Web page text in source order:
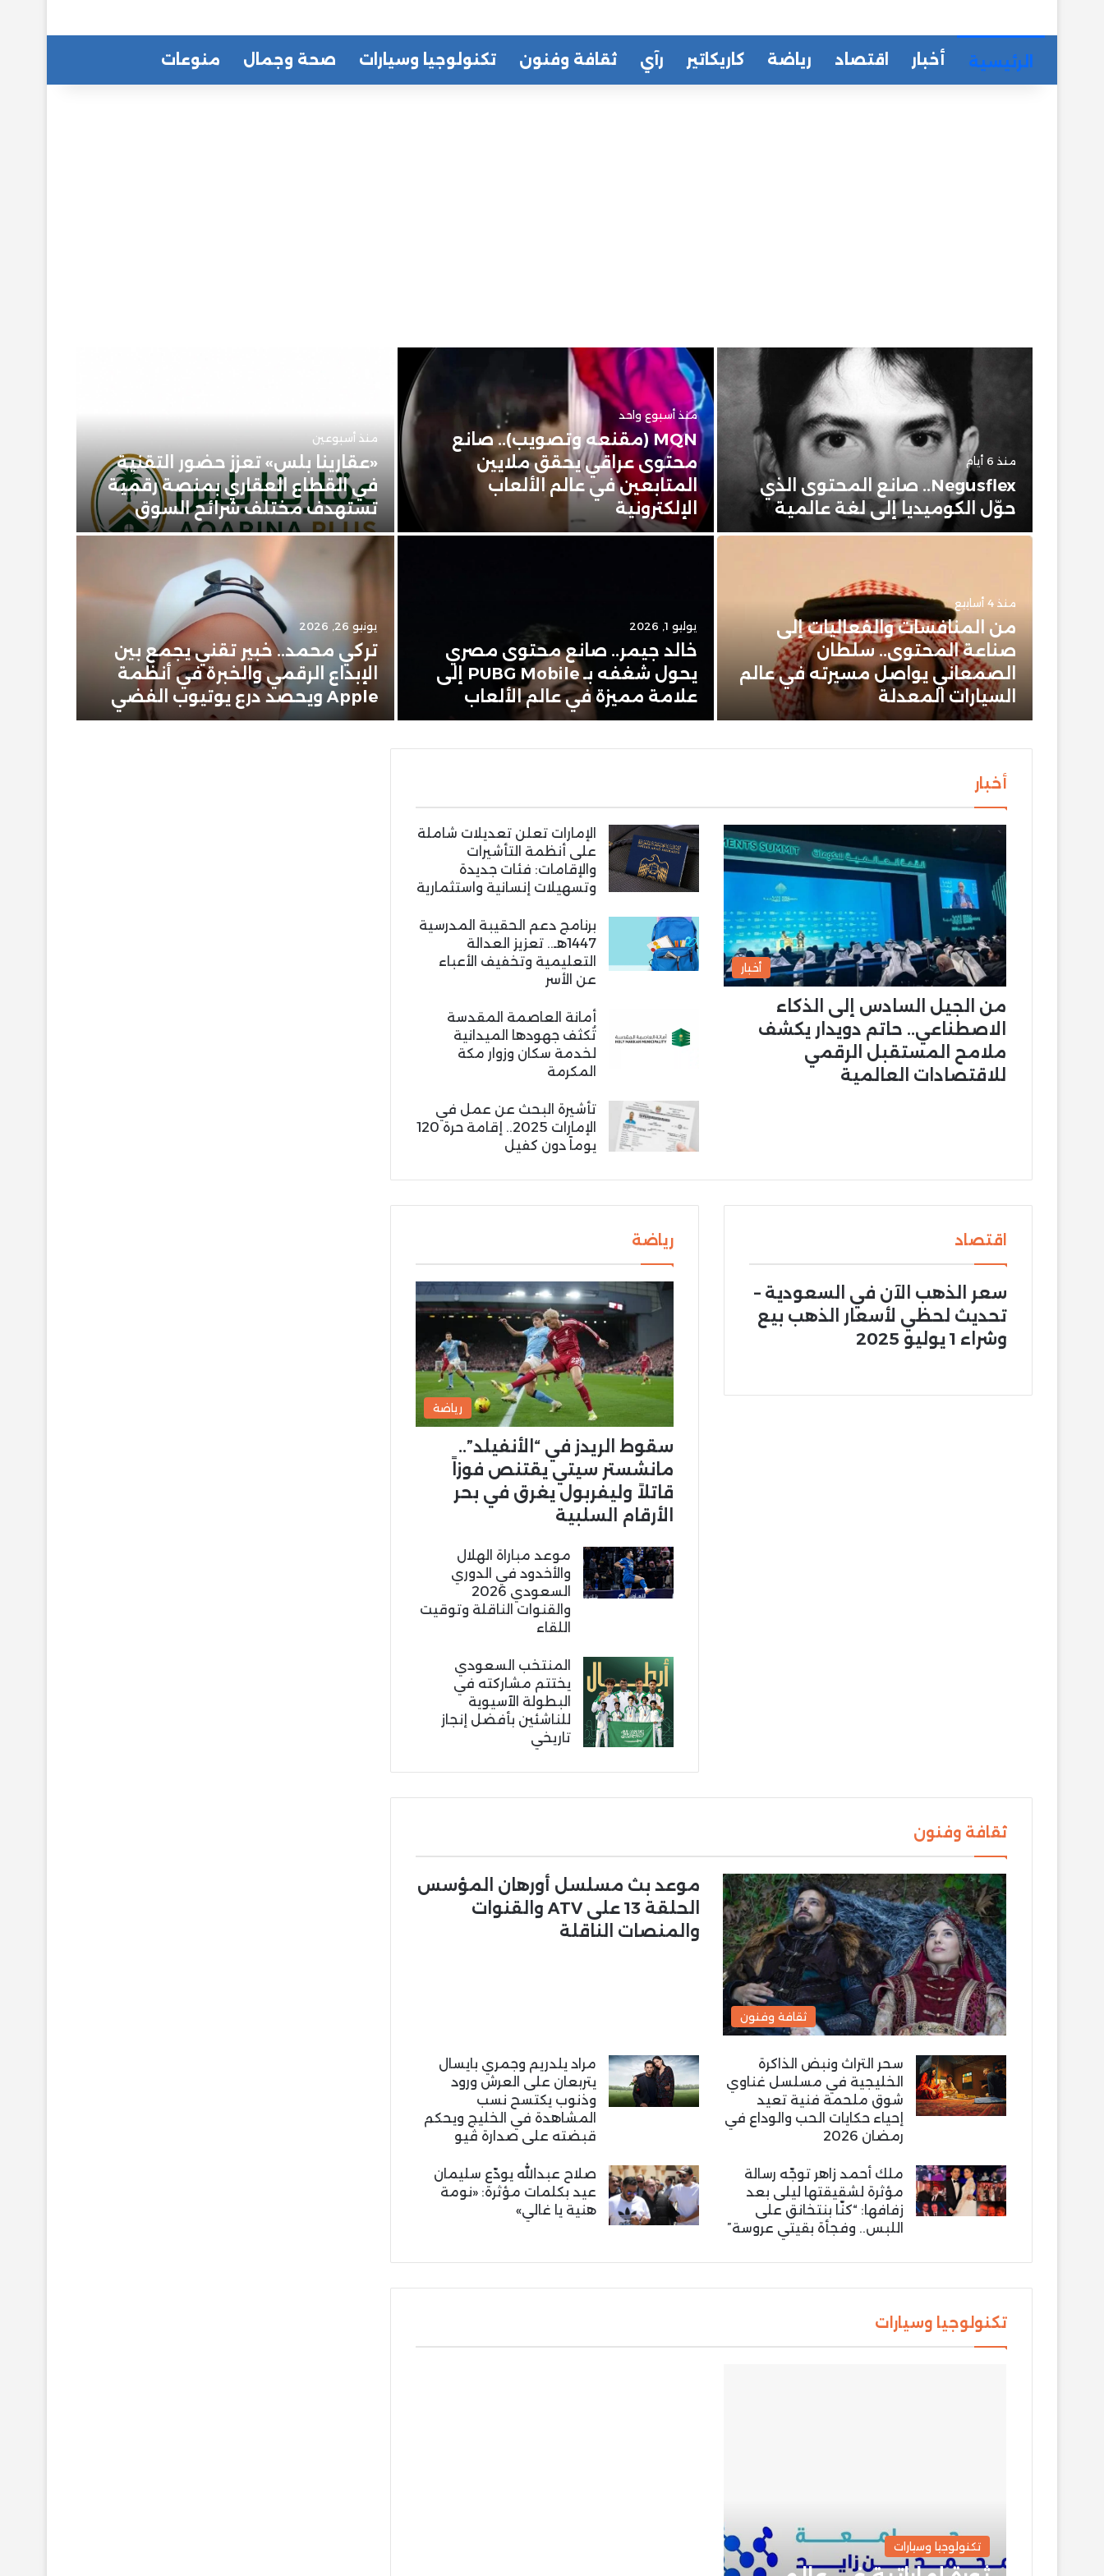
الرئيسية أخبار اقتصاد رياضة كاريكاتير رآي ثقافة وفنون تكنولوجيا وسيارات صحة وجمال منوعات
منذ 6 أيام
Negusflex.. صانع المحتوى الذي
حوّل الكوميديا إلى لغة عالمية
منذ أسبوع واحد
MQN (مقنعه وتصويب).. صانع
محتوى عراقي يحقق ملايين
المتابعين في عالم الألعاب
الإلكترونية
منذ أسبوعين
«عقارينا بلس» تعزز حضور التقنية
في القطاع العقاري بمنصة رقمية
تستهدف مختلف شرائح السوق
منذ 4 أسابيع
من المنافسات والفعاليات إلى
صناعة المحتوى.. سلطان
الصمعاني يواصل مسيرته في عالم
السيارات المعدلة
يوليو 1, 2026
خالد جيمر.. صانع محتوى مصري
يحول شغفه بـ PUBG Mobile إلى
علامة مميزة في عالم الألعاب
يونيو 26, 2026
تركي محمد.. خبير تقني يجمع بين
الإبداع الرقمي والخبرة في أنظمة
Apple ويحصد درع يوتيوب الفضي
أخبار
أخبار
من الجيل السادس إلى الذكاء
الاصطناعي.. حاتم دويدار يكشف
ملامح المستقبل الرقمي
للاقتصادات العالمية
الإمارات تعلن تعديلات شاملة
على أنظمة التأشيرات
والإقامات: فئات جديدة
وتسهيلات إنسانية واستثمارية
برنامج دعم الحقيبة المدرسية
1447هـ.. تعزيز العدالة
التعليمية وتخفيف الأعباء
عن الأسر
أمانة العاصمة المقدسة
تُكثف جهودها الميدانية
لخدمة سكان وزوار مكة
المكرمة
تأشيرة البحث عن عمل في
الإمارات 2025.. إقامة حرة 120
يوماً دون كفيل
اقتصاد
سعر الذهب الآن في السعودية –
تحديث لحظي لأسعار الذهب بيع
وشراء 1 يوليو 2025
رياضة
رياضة
سقوط الريدز في “الأنفيلد”..
مانشستر سيتي يقتنص فوزاً
قاتلاً وليفربول يغرق في بحر
الأرقام السلبية
موعد مباراة الهلال
والأخدود في الدوري
السعودي 2026
والقنوات الناقلة وتوقيت
اللقاء
المنتخب السعودي
يختتم مشاركته في
البطولة الآسيوية
للناشئين بأفضل إنجاز
تاريخي
ثقافة وفنون
ثقافة وفنون
موعد بث مسلسل أورهان المؤسس
الحلقة 13 على ATV والقنوات
والمنصات الناقلة
سحر التراث ونبض الذاكرة
الخليجية في مسلسل غناوي
شوق ملحمة فنية تعيد
إحياء حكايات الحب والوداع في
رمضان 2026
مراد يلدريم وجمري بايسال
يتربعان على العرش ورود
وذنوب يكتسح نسب
المشاهدة في الخليج ويحكم
قبضته على صدارة ڤيو
ملك أحمد زاهر توجّه رسالة
مؤثرة لشقيقتها ليلى بعد
زفافها: “كنّا بنتخانق على
اللبس.. وفجأة بقيتي عروسة”
صلاح عبدالله يودّع سليمان
عيد بكلمات مؤثرة: «نومة
هنية يا غالي»
تكنولوجيا وسيارات
تكنولوجيا وسيارات